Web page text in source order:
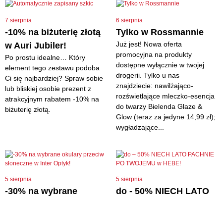
7 sierpnia
-10% na biżuterię złotą
w Auri Jubiler!
Po prostu idealne… Który
element tego zestawu podoba
Ci się najbardziej? Spraw sobie
lub bliskiej osobie prezent z
atrakcyjnym rabatem -10% na
biżuterię złotą.
6 sierpnia
Tylko w Rossmannie
Już jest! Nowa oferta
promocyjna na produkty
dostępne wyłącznie w twojej
drogerii. Tylko u nas
znajdziecie: nawilżająco-
rozświetlające mleczko-esencja
do twarzy Bielenda Glaze &
Glow (teraz za jedyne 14,99 zł);
wygładzające...
5 sierpnia
-30% na wybrane
5 sierpnia
do - 50% NIECH LATO